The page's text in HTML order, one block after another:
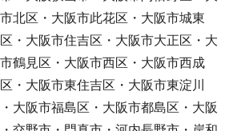
北区・大阪市此花区・大阪市城東
・大阪市住吉区・大阪市大正区・大
鶴見区・大阪市西区・大阪市西成
・大阪市東住吉区・大阪市東淀川
大阪市福島区・大阪市都島区・大阪